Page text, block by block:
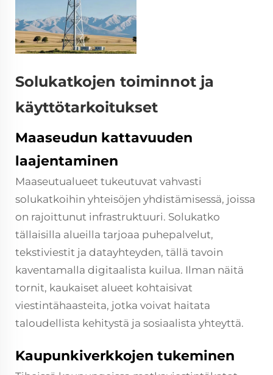
Solukatkojen toiminnot ja
käyttötarkoitukset
Maaseudun kattavuuden
laajentaminen
Maaseutualueet tukeutuvat vahvasti
solukatkoihin yhteisöjen yhdistämisessä, joissa
on rajoittunut infrastruktuuri. Solukatko
tällaisilla alueilla tarjoaa puhepalvelut,
tekstiviestit ja datayhteyden, tällä tavoin
kaventamalla digitaalista kuilua. Ilman näitä
tornit, kaukaiset alueet kohtaisivat
viestintähaasteita, jotka voivat haitata
taloudellista kehitystä ja sosiaalista yhteyttä.
Kaupunkiverkkojen tukeminen